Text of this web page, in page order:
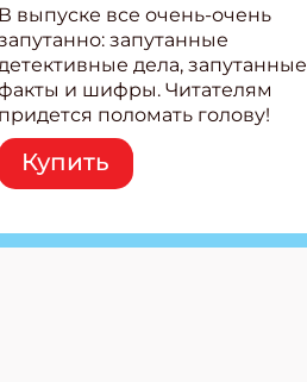
В выпуске все очень-очень
запутанные
дела, запутанные
и шифры. Читателям
придется поломать голову!
Внутри: Шифры и
расшифровки Плетем
запутанные поделки
коды 3 комикса
Купить